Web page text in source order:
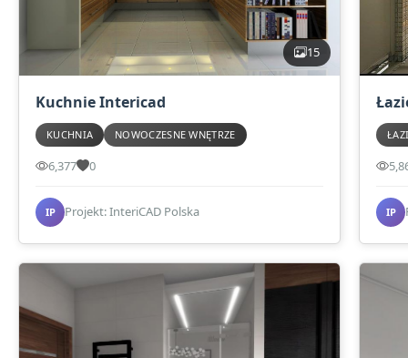
15
Kuchnie Intericad
KUCHNIA NOWOCZESNE WNĘTRZE
6,377 0
IP Projekt: InteriCAD Polska IP